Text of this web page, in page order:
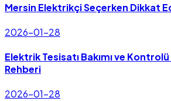
Mersin Elektrikçi Seçerken Dikkat
2026-01-28
Elektrik Tesisatı Bakımı ve Kontrolü
Rehberi
2026-01-28